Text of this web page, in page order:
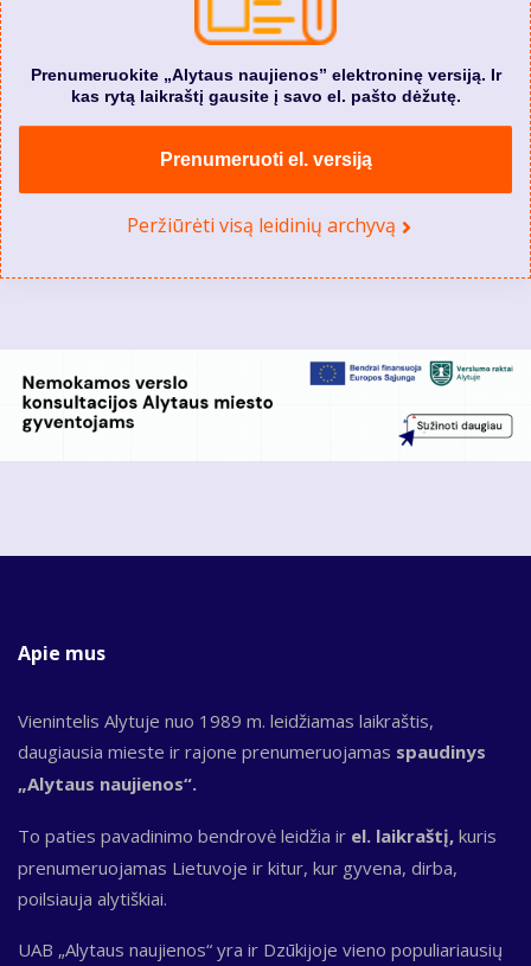
Prenumeruokite „Alytaus naujienos” elektroninę versiją. Ir
kas rytą laikraštį gausite į savo el. pašto dėžutę.
Prenumeruoti el. versiją
Peržiūrėti visą leidinių archyvą
Apie mus
Vienintelis Alytuje nuo 1989 m. leidžiamas laikraštis,
daugiausia mieste ir rajone prenumeruojamas spaudinys
„Alytaus naujienos“.
To paties pavadinimo bendrovė leidžia ir el. laikraštį, kuris
prenumeruojamas Lietuvoje ir kitur, kur gyvena, dirba,
poilsiauja alytiškiai.
UAB „Alytaus naujienos“ yra ir Dzūkijoje vieno populiariausių